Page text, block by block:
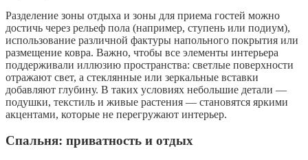
Разделение зоны отдыха и зоны для приема гостей можно
достичь через рельеф пола (например, ступень или подиум),
использование различной фактуры напольного покрытия или
размещение ковра. Важно, чтобы все элементы интерьера
поддерживали иллюзию пространства: светлые поверхности
отражают свет, а стеклянные или зеркальные вставки
добавляют глубину. В таких условиях небольшие детали —
подушки, текстиль и живые растения — становятся яркими
акцентами, которые не перегружают интерьер.
Спальня: приватность и отдых